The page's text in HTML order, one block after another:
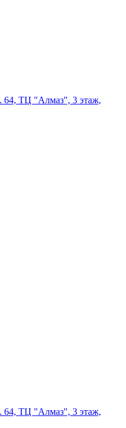
64, ТЦ "Алмаз", 3 этаж,
64, ТЦ "Алмаз", 3 этаж,